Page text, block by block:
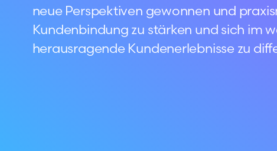
neue Perspektiven gewonnen und
Kundenbindung zu stärken und sich im
herausragende Kundenerlebnisse zu